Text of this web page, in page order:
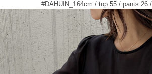
#DAHUIN_164cm / top 55 / pants 26